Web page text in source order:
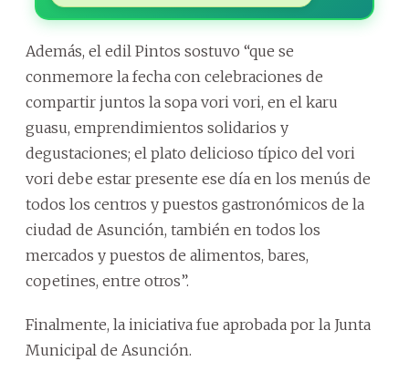
Además, el edil Pintos sostuvo “que se
conmemore la fecha con celebraciones de
compartir juntos la sopa vori vori, en el karu
guasu, emprendimientos solidarios y
degustaciones; el plato delicioso típico del vori
vori debe estar presente ese día en los menús de
todos los centros y puestos gastronómicos de la
ciudad de Asunción, también en todos los
mercados y puestos de alimentos, bares,
copetines, entre otros”.
Finalmente, la iniciativa fue aprobada por la Junta
Municipal de Asunción.